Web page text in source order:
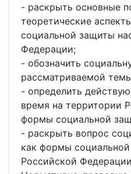
- раскрыть основные
теоретические
социальной защиты
Федерации;
- обозначить
рассматриваемой
- определить
время на территории
формы социальной
- раскрыть вопрос
как формы
Российской